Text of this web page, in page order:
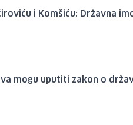
i Komšiću: Državna
mogu uputiti zakon o